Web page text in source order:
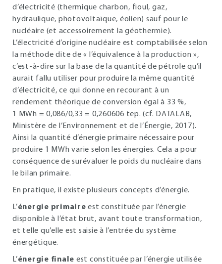
d’électricité (thermique charbon, fioul, gaz,
hydraulique, photovoltaïque, éolien) sauf pour le
nucléaire (et accessoirement la géothermie).
L’électricité d’origine nucléaire est comptabilisée selon
la méthode dite de « l’équivalence à la production »,
c’est-à-dire sur la base de la quantité de pétrole qu’il
aurait fallu utiliser pour produire la même quantité
d’électricité, ce qui donne en recourant à un
rendement théorique de conversion égal à 33 %,
1 MWh = 0,086/0,33 = 0,260606 tep. (cf. DATALAB,
Ministère de l’Environnement et de l’Énergie, 2017).
Ainsi la quantité d’énergie primaire nécessaire pour
produire 1 MWh varie selon les énergies. Cela a pour
conséquence de surévaluer le poids du nucléaire dans
le bilan primaire.
En pratique, il existe plusieurs concepts d’énergie.
L’énergie primaire est constituée par l’énergie
disponible à l’état brut, avant toute transformation,
et telle qu’elle est saisie à l’entrée du système
énergétique.
L’énergie finale est constituée par l’énergie utilisée